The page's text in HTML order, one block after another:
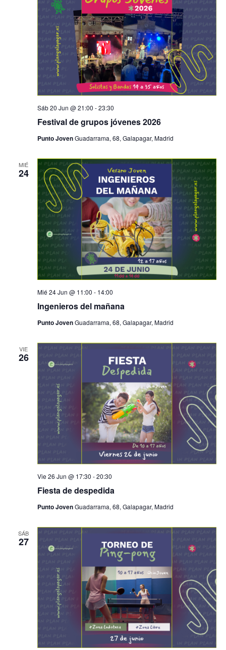
Festival de grupos jóvenes 2026
Sáb 20 Jun @ 21:00 -23:30
Punto JovenGuadarrama, 68, Galapagar, Madrid
MIÉ
24
Ingenieros del mañana
Mié 24 Jun @ 11:00 - 14:00
Punto JovenGuadarrama, 68, Galapagar, Madrid
VIE
26
Fiesta de despedida
Vie 26 Jun @ 17:30 -20:30
Punto JovenGuadarrama, 68, Galapagar, Madrid
SÁB
27